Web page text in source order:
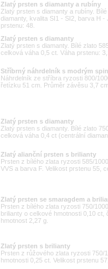
Zlatý prsten s diamanty a rubíny
Zlatý prsten s diamanty a rubíny.
diamanty, kvalita SI1 - SI2, barva H
prstenu: 48.
Zlatý prsten s diamanty
Zlatý prsten s diamanty. Bílé zlato
celková váha 0,5 ct. Váha prstenu:
Stříbrný náhrdelník s modrým
Náhrdelník ze stříbra ryzosti 800/
řetízku 51 cm. Průměr závěsu 3,7
Zlatý prsten s diamanty
Zlatý prsten s diamanty. Bílé zlato
celková váha 0,4 ct (centrální
Zlatý alianční prsten s brilianty
Prsten z bílého zlata ryzosti 585/
VVS a barva F. Velikost prstenu 55,
Zlatý prsten se smaragdem a
Prsten z bílého zlata ryzosti 750/
brilianty o celkové hmotnosti 0,10
hmotnost 2,27 g.
Zlatý prsten s brilianty
Prsten z růžového zlata ryzosti 750/
hmotnosti 0,25 ct. Velikost prstenu